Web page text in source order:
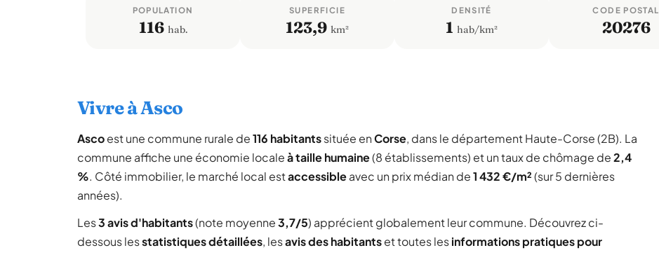
POPULATION
116 hab.
SUPERFICIE
123,9 km²
DENSITÉ
1 hab/km²
CODE POSTAL
20276
Vivre à Asco
Ascoest une commune rurale de116 habitantssituée enCorse, dans le département Haute-Corse (2B). La
commune affiche une économie localeà taille humaine(8 établissements) et un taux de chômage de2,4
%. Côté immobilier, le marché local estaccessibleavec un prix médian de1 432 €/m²(sur 5 dernières
années).
Les3 avis d'habitants(note moyenne3,7/5) apprécient globalement leur commune. Découvrez ci-
dessous lesstatistiques détaillées, lesavis des habitantset toutes lesinformations pratiques pour